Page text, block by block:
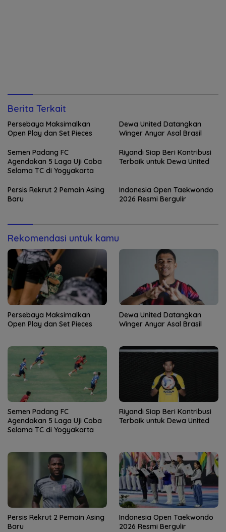
Berita Terkait
Persebaya Maksimalkan
Open Play dan Set Pieces
Dewa United Datangkan
Winger Anyar Asal Brasil
Semen Padang FC
Agendakan 5 Laga Uji Coba
Selama TC di Yogyakarta
Riyandi Siap Beri Kontribusi
Terbaik untuk Dewa United
Persis Rekrut 2 Pemain Asing
Baru
Indonesia Open Taekwondo
2026 Resmi Bergulir
Rekomendasi untuk kamu
Persebaya Maksimalkan
Open Play dan Set Pieces
Dewa United Datangkan
Winger Anyar Asal Brasil
Semen Padang FC
Agendakan 5 Laga Uji Coba
Selama TC di Yogyakarta
Riyandi Siap Beri Kontribusi
Terbaik untuk Dewa United
Persis Rekrut 2 Pemain Asing
Baru
Indonesia Open Taekwondo
2026 Resmi Bergulir